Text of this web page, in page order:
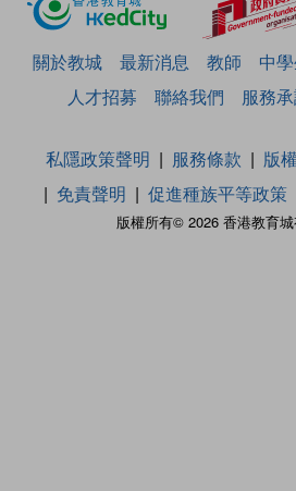
關於教城 最新消息 教師 中
人才招募
聯絡我們 服務
版權所有© 2026 香港教育
私隱政策聲明 服務條款
版
免責聲明
促進種族平等政策